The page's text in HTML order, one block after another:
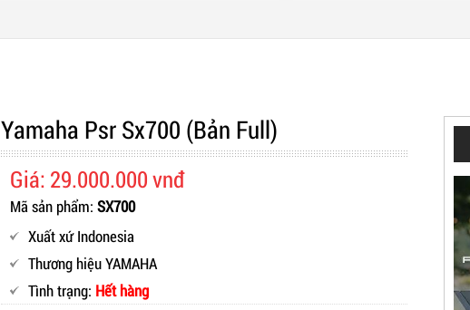
Yamaha Psr Sx700 (Bản Full)
Giá: 29.000.000 vnđ
Mã sản phẩm: SX700
Xuất xứ Indonesia
Thương hiệu YAMAHA
Tình trạng: Hết hàng